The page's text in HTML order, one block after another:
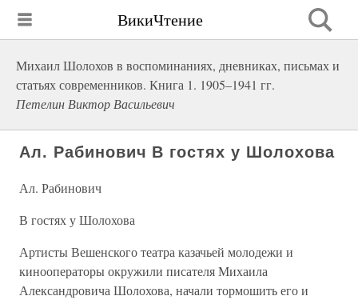
ВикиЧтение
Михаил Шолохов в воспоминаниях, дневниках, письмах и
статьях современников. Книга 1. 1905–1941 гг.
Петелин Виктор Васильевич
Ал. Рабинович В гостях у Шолохова
Ал. Рабинович
В гостях у Шолохова
Артисты Вешенского театра казачьей молодежи и
кинооператоры окружили писателя Михаила
Александровича Шолохова, начали тормошить его и